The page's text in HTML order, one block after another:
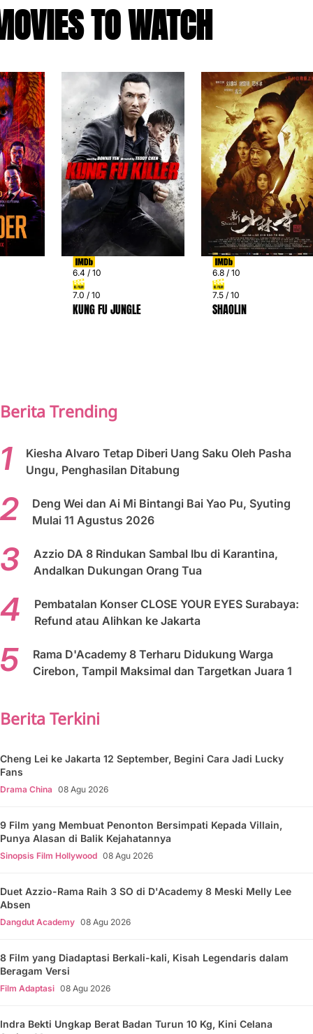
TO WATCH
6.4 / 10
7.0 / 10
KUNG FU JUNGLE
6.8 / 10
7.5 / 10
SHAOLIN
Berita Trending
Kiesha Alvaro Tetap Diberi Uang Saku Oleh Pasha
Ungu, Penghasilan Ditabung
Deng Wei dan Ai Mi Bintangi Bai Yao Pu, Syuting
Mulai 11 Agustus 2026
Azzio DA 8 Rindukan Sambal Ibu di Karantina,
Andalkan Dukungan Orang Tua
Pembatalan Konser CLOSE YOUR EYES Surabaya:
Refund atau Alihkan ke Jakarta
Rama D'Academy 8 Terharu Didukung Warga
Cirebon, Tampil Maksimal dan Targetkan Juara 1
Berita Terkini
Cheng Lei ke Jakarta 12 September, Begini Cara Jadi Lucky
Fans
Drama China 08 Agu 2026
9 Film yang Membuat Penonton Bersimpati Kepada Villain,
Punya Alasan di Balik Kejahatannya
Sinopsis Film Hollywood 08 Agu 2026
Duet Azzio-Rama Raih 3 SO di D'Academy 8 Meski Melly Lee
Absen
Dangdut Academy 08 Agu 2026
8 Film yang Diadaptasi Berkali-kali, Kisah Legendaris dalam
Beragam Versi
Film Adaptasi 08 Agu 2026
Indra Bekti Ungkap Berat Badan Turun 10 Kg, Kini Celana